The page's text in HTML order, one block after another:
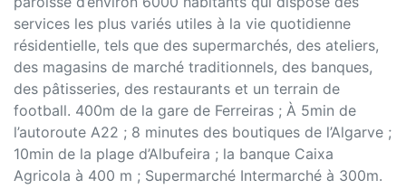
services les plus variés utiles à la vie quotidienne
résidentielle, tels que des supermarchés, des ateliers,
des magasins de marché traditionnels, des banques,
des pâtisseries, des restaurants et un terrain de
football. 400m de la gare de Ferreiras ; À 5min de
l’autoroute A22 ; 8 minutes des boutiques de l’Algarve ;
10min de la plage d’Albufeira ; la banque Caixa
Agricola à 400 m ; Supermarché Intermarché à 300m.